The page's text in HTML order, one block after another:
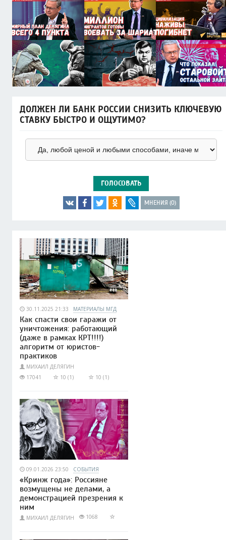
ДОЛЖЕН ЛИ БАНК РОССИИ СНИЗИТЬ КЛЮЧЕВУЮ
СТАВКУ БЫСТРО И ОЩУТИМО?
ГОЛОСОВАТЬ
МНЕНИЯ (0)
30.11.2025 21:33 МАТЕРИАЛЫ МГД
Как спасти свои гаражи от
уничтожения: работающий
(даже в рамках КРТ!!!!)
алгоритм от юристов-
практиков
МИХАИЛ ДЕЛЯГИН
17041
10 (1) 10 (1)
09.01.2026 23:50 СОБЫТИЯ
«Кринж года»: Россияне
возмущены не делами, а
демонстрацией презрения к
ним
МИХАИЛ ДЕЛЯГИН 1068